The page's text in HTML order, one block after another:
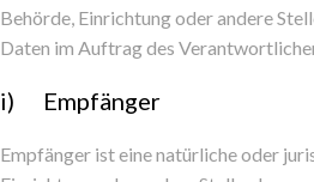
Behörde, Einrichtung oder andere
Daten im Auftrag des
i) Empfänger
Empfänger ist eine natürliche oder